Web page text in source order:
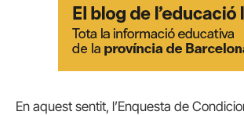
En aquest sentit, l’Enquesta de